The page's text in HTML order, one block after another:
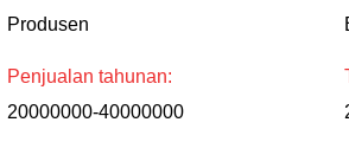
Produsen
Penjualan tahunan:
20000000-40000000